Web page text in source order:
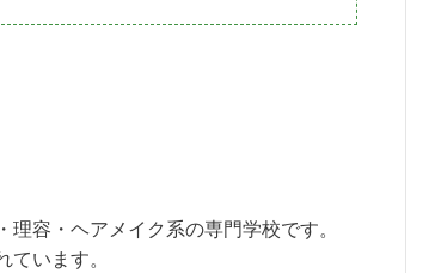
容・ヘアメイク系の専門学校です。
います。